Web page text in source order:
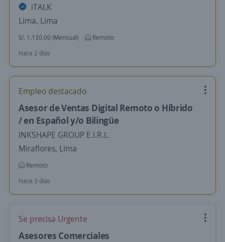
iTALK
Lima, Lima
S/. 1.130,00 (Mensual)
Remoto
Hace 2 días
Empleo destacado
Asesor de Ventas Digital Remoto o Híbrido
/ en Español y/o Bilingüe
INKSHAPE GROUP E.I.R.L.
Miraflores, Lima
Remoto
Hace 3 días
Se precisa Urgente
Asesores Comerciales